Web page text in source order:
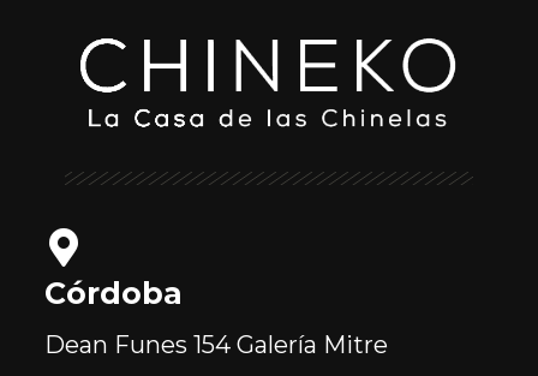
Córdoba
Dean Funes 154Galería Mitre